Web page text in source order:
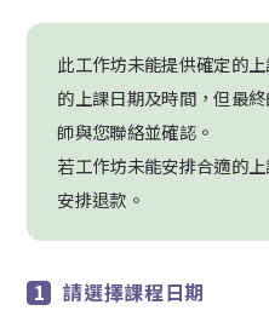
此工作坊未能提供確定的
的上課日期及時間，但最
師與您聯絡並確認。
若工作坊未能安排合適的
安排退款。
請選擇課程日期